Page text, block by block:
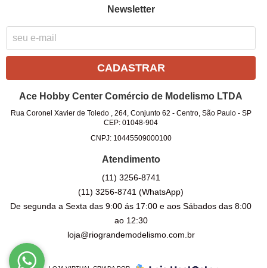
Newsletter
CADASTRAR
Ace Hobby Center Comércio de Modelismo LTDA
Rua Coronel Xavier de Toledo , 264, Conjunto 62 - Centro, São Paulo- SP
CEP: 01048-904
CNPJ: 10445509000100
Atendimento
(11) 3256-8741
(11) 3256-8741(WhatsApp)
De segunda a Sexta das 9:00 ás 17:00 e aos Sábados das 8:00
ao 12:30
loja@riograndemodelismo.com.br